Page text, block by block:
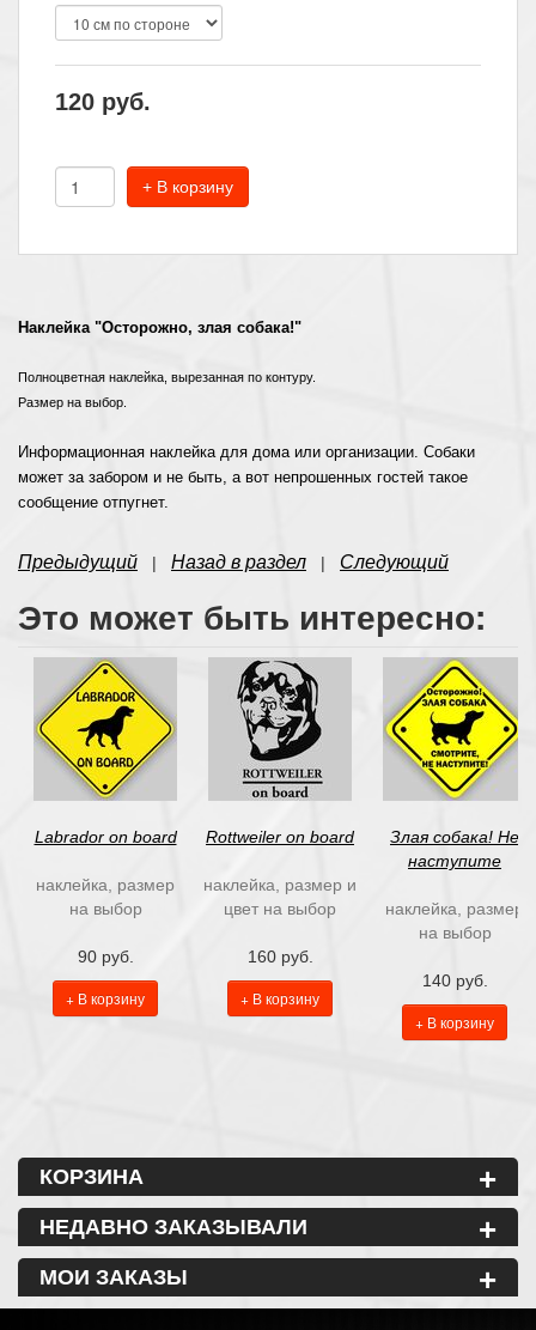
120 руб.
+ В корзину
Наклейка "Осторожно, злая собака!"
Полноцветная наклейка, вырезанная по контуру.
Размер на выбор.
Информационная наклейка для дома или организации. Собаки
может за забором и не быть, а вот непрошенных гостей такое
сообщение отпугнет.
Предыдущий | Назад в раздел | Следующий
Это может быть интересно:
Labrador on board
наклейка, размер
на выбор
90 руб.
+ В корзину
Rottweiler on board
наклейка, размер и
цвет на выбор
160 руб.
+ В корзину
Злая собака! Не
наступите
наклейка, размер
на выбор
140 руб.
+ В корзину
КОРЗИНА +
НЕДАВНО ЗАКАЗЫВАЛИ +
МОИ ЗАКАЗЫ +